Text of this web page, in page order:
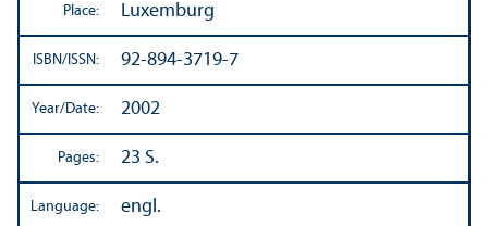
Place: Luxemburg
ISBN/ISSN: 92-894-3719-7
Year/Date: 2002
Pages: 23 S.
Language: engl.